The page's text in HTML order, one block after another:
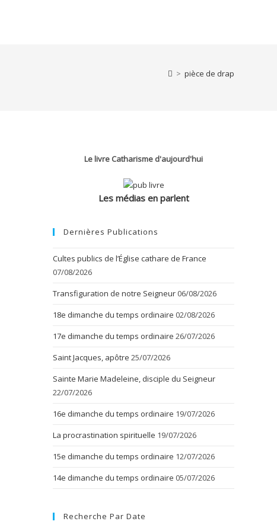
> pièce de drap
Le livre Catharisme d'aujourd'hui
Les médias en parlent
Dernières Publications
Cultes publics de l’Église cathare de France
07/08/2026
Transfiguration de notre Seigneur 06/08/2026
18e dimanche du temps ordinaire 02/08/2026
17e dimanche du temps ordinaire 26/07/2026
Saint Jacques, apôtre 25/07/2026
Sainte Marie Madeleine, disciple du Seigneur
22/07/2026
16e dimanche du temps ordinaire 19/07/2026
La procrastination spirituelle 19/07/2026
15e dimanche du temps ordinaire 12/07/2026
14e dimanche du temps ordinaire 05/07/2026
Recherche Par Date